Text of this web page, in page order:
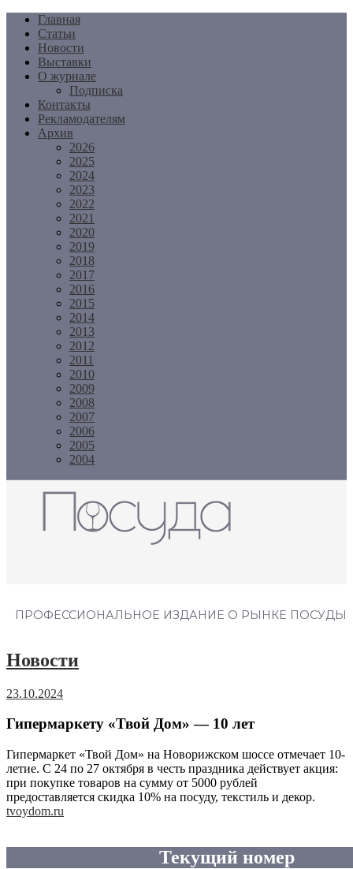
Перейти
содержимому
Главная
Статьи
Новости
Выставки
О журнале
Подписка
Контакты
Рекламодателям
Архив
2026
2025
2024
2023
2022
2021
2020
2019
2018
2017
2016
2015
2014
2013
2012
2011
2010
2009
2008
2007
2006
2005
2004
ПРОФЕССИОНАЛЬНОЕ ИЗДАНИЕ О РЫНКЕ ПОСУДЫ
Новости
23.10.2024
Гипермаркету «Твой Дом» — 10 лет
Гипермаркет «Твой Дом» на Новорижском шоссе отмечает 10-
летие. С 24 по 27 октября в честь праздника действует акция:
при покупке товаров на сумму от 5000 рублей
предоставляется скидка 10% на посуду, текстиль и декор.
tvoydom.ru
Текущий номер